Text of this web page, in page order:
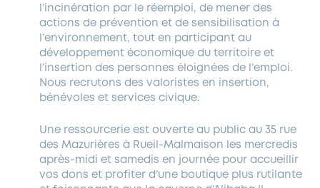
l’incinération par le réemploi, de mener des
actions de prévention et de sensibilisation à
l’environnement, tout en participant au
développement économique du territoire et
l’insertion des personnes éloignées de l’emploi.
Nous recrutons des valoristes en insertion,
bénévoles et services civique.
Une ressourcerie est ouverte au public au 35 rue
des Mazurières à Rueil-Malmaison les mercredis
après-midi et samedis en journée pour accueillir
vos dons et profiter d’une boutique plus rutilante